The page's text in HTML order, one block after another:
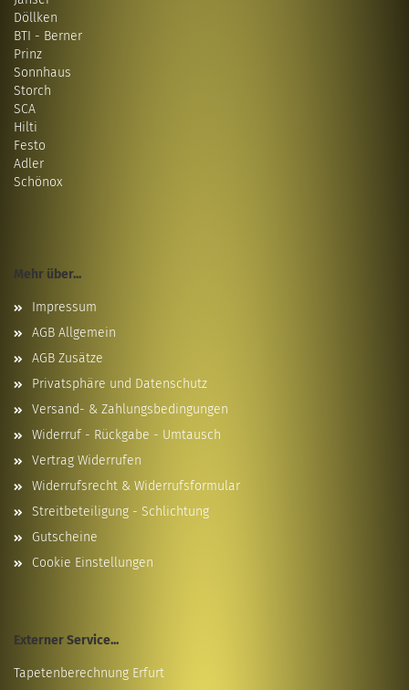
Döllken
BTI - Berner
Prinz
Sonnhaus
Storch
SCA
Hilti
Festo
Adler
Schönox
Mehr über...
Impressum
AGB Allgemein
AGB Zusätze
Privatsphäre und Datenschutz
Versand- & Zahlungsbedingungen
Widerruf - Rückgabe - Umtausch
Vertrag Widerrufen
Widerrufsrecht & Widerrufsformular
Streitbeteiligung - Schlichtung
Gutscheine
Cookie Einstellungen
Externer Service...
Tapetenberechnung Erfurt